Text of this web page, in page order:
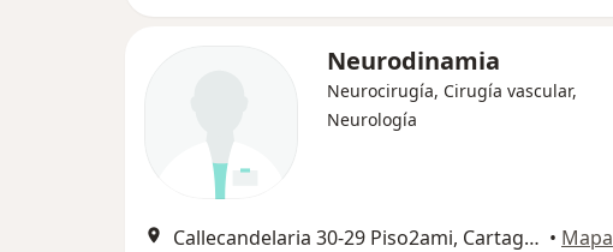
Neurodinamia
Neurocirugía, Cirugía vascular,
Neurología
Callecandelaria 30-29 Piso2ami, Cartagena • Mapa